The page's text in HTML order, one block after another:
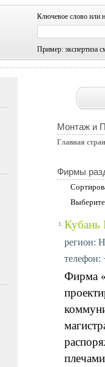
Ключевое слово или
Пример: экспертиза
Монтаж и
Главная
Фирмы
1. Кубань
регион:
телефон:
Фирма